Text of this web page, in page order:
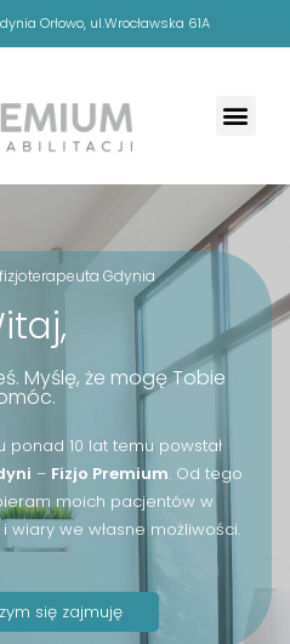
Orłowo, ul.Wrocławska 61A
Gdynia
Myślę, że mogę Tobie
ponad 10 lat temu powstał
– Fizjo Premium. Od tego
moich pacjentów w
wiary we własne możliwości.
się zajmuję